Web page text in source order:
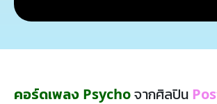
คอร์ดเพลง Psychoจากศิลปิน